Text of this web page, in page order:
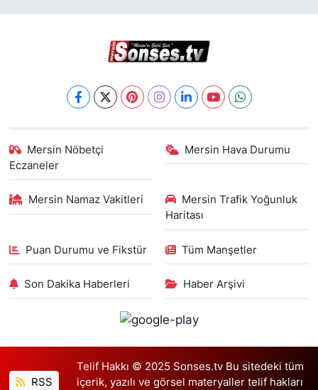
Mersin Nöbetçi
Eczaneler
Mersin Hava Durumu
Mersin Namaz Vakitleri
Mersin Trafik Yoğunluk
Haritası
Puan Durumu ve Fikstür Tüm Manşetler
Son Dakika Haberleri Haber Arşivi
RSS
Telif Hakkı © 2025 Sonses.tv Bu sitedeki tüm
içerik, yazılı ve görsel materyaller telif hakları